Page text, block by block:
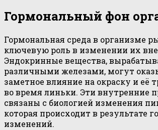
Гормональный фон
Гормональная среда в организме
ключевую роль в изменении их
Эндокринные вещества,
различными железами, могут
заметное влияние на окраску и её
во время линьки. Эти внутренние
связаны с биологией изменения
которая происходит в результате
изменений.